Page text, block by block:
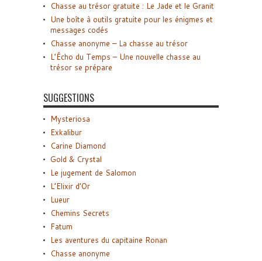
Chasse au trésor gratuite : Le Jade et le Granit
Une boîte à outils gratuite pour les énigmes et
messages codés
Chasse anonyme – La chasse au trésor
L’Écho du Temps – Une nouvelle chasse au
trésor se prépare
SUGGESTIONS
Mysteriosa
Exkalibur
Carine Diamond
Gold & Crystal
Le jugement de Salomon
L’Elixir d’Or
Lueur
Chemins Secrets
Fatum
Les aventures du capitaine Ronan
Chasse anonyme